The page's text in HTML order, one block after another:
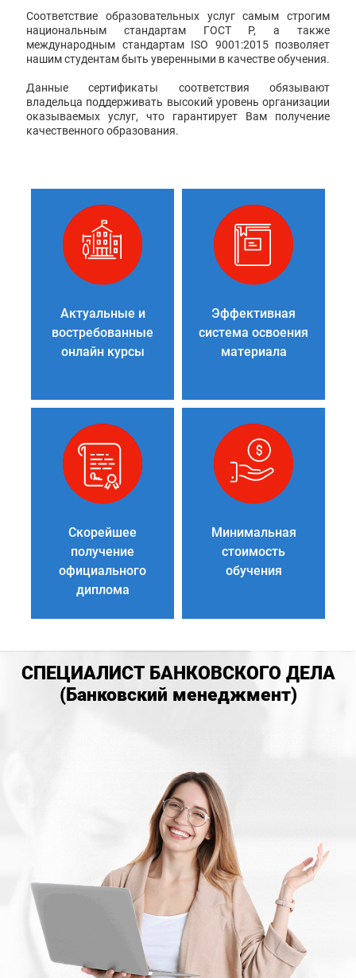
Соответствие образовательных услуг самым строгим
национальным стандартам ГОСТ Р, а также
международным стандартам ISO 9001:2015 позволяет
нашим студентам быть уверенными в качестве обучения.
Данные сертификаты соответствия обязывают
владельца поддерживать высокий уровень организации
оказываемых услуг, что гарантирует Вам получение
качественного образования.
Актуальные и
востребованные
онлайн курсы
Эффективная
система освоения
материала
Скорейшее
получение
официального
диплома
Минимальная
стоимость
обучения
СПЕЦИАЛИСТ БАНКОВСКОГО ДЕЛА
(Банковский менеджмент)